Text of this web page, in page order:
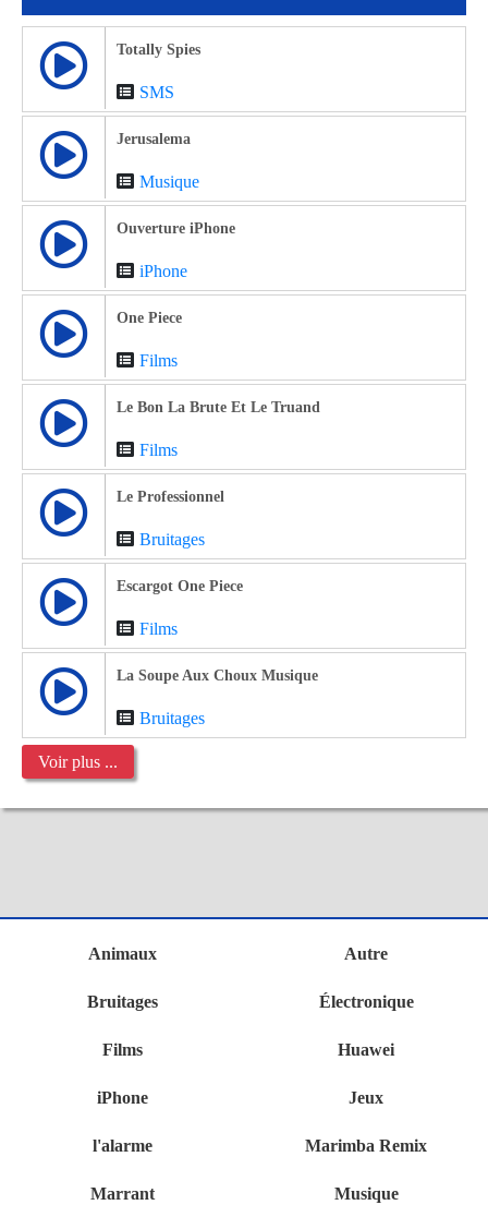
Totally Spies
SMS
Jerusalema
Musique
Ouverture iPhone
iPhone
One Piece
Films
Le Bon La Brute Et Le Truand
Films
Le Professionnel
Bruitages
Escargot One Piece
Films
La Soupe Aux Choux Musique
Bruitages
Voir plus ...
Animaux Autre
Bruitages Électronique
Films Huawei
iPhone Jeux
l'alarme Marimba Remix
Marrant Musique